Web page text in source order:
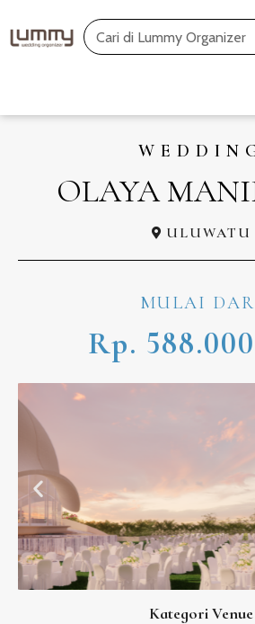
to
Search
OLAYA
ULUWATU
MULAI
Rp.
Kategori Venue